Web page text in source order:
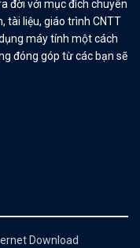
đời với mục đích chuyên
tài liệu, giáo trình CNTT
máy tính một cách
đóng góp từ các bạn sẽ
Download